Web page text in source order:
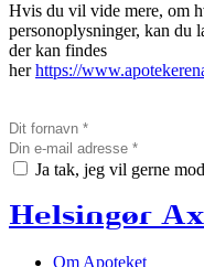
Hvis du vil vide mere, om
personoplysninger, kan du
der kan findes
herhttps://
Ja tak, jeg vil gerne
Helsingør
Om Apoteket